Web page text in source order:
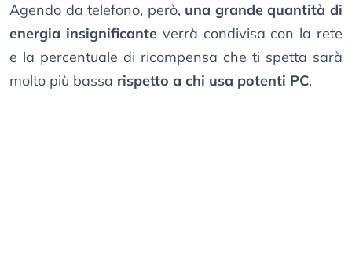
Agendo da telefono, però, una grande quantità di
energia insignificanteverrà condivisa con la rete
e la percentuale di ricompensa che ti spetta sarà
molto più bassa rispetto a chi usa potenti PC.